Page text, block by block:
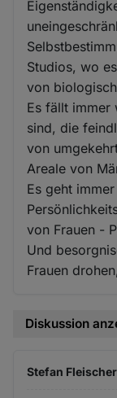
Studios, wo
von
Es fällt immer
sind, die
von
Areale von
Es geht
von Frauen -
Und
Frauen
Diskussion
Stefan